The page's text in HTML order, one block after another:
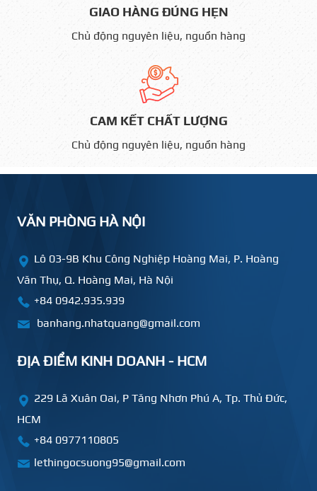
GIAO HÀNG ĐÚNG HẸN
Chủ động nguyên liệu, nguồn hàng
CAM KẾT CHẤT LƯỢNG
Chủ động nguyên liệu, nguồn hàng
VĂN PHÒNG HÀ NỘI
Lô 03-9B Khu Công Nghiệp Hoàng Mai, P. Hoàng
Văn Thụ, Q. Hoàng Mai, Hà Nội
+84 0942.935.939
banhang.nhatquang@gmail.com
ĐỊA ĐIỂM KINH DOANH - HCM
229 Lã Xuân Oai, P Tăng Nhơn Phú A, Tp. Thủ Đức,
HCM
+84 0977110805
lethingocsuong95@gmail.com